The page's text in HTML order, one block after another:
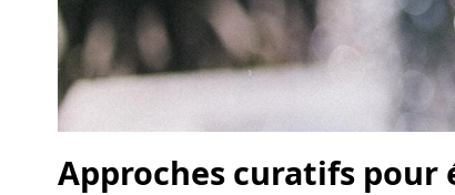
Approches curatifs